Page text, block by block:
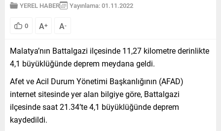
YEREL HABER Yayınlama: 01.11.2022
0 A+ A-
Malatya’nın Battalgazi ilçesinde 11,27 kilometre derinlikte
4,1 büyüklüğünde deprem meydana geldi.
Afet ve Acil Durum Yönetimi Başkanlığının (AFAD)
internet sitesinde yer alan bilgiye göre, Battalgazi
ilçesinde saat 21.34’te 4,1 büyüklüğünde deprem
kaydedildi.